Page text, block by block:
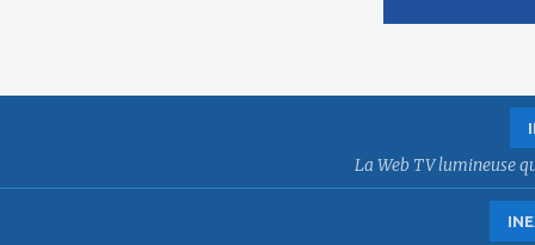
La Web TV lumineuse